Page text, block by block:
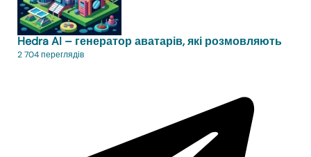
Hedra AI – генератор аватарів, які розмовляють
2 704 переглядів